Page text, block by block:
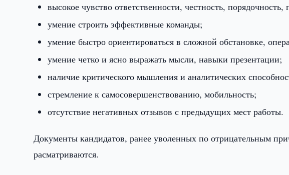
высокое чувство ответственности, честность,
умение строить эффективные команды;
умение быстро ориентироваться в сложной обстановке,
умение четко и ясно выражать мысли, навыки презентации;
наличие критического мышления и аналитических
стремление к самосовершенствованию, мобильность;
отсутствие негативных отзывов с предыдущих мест работы.
Документы кандидатов, ранее уволенных по отрицательным
расматриваются.